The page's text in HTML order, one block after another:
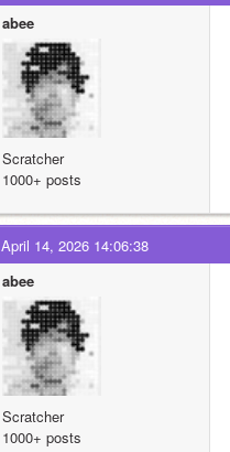
abee
Scratcher
1000+ posts
April 14, 2026 14:06:38
abee
Scratcher
1000+ posts